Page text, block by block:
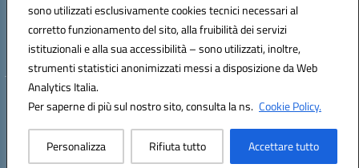
sono utilizzati esclusivamente cookies tecnici necessari al
corretto funzionamento del sito, alla fruibilità dei servizi
istituzionali e alla sua accessibilità – sono utilizzati, inoltre,
strumenti statistici anonimizzati messi a disposizione da Web
Analytics Italia.
Per saperne di più sul nostro sito, consulta la ns. Cookie Policy.
Personalizza Rifiuta tutto Accettare tutto
Mail: FGPM03000E@istruzione.it - PEC:
FGPM03000E@pec.istruzione.it
Codice fiscale: 80002240713
Hosting & Powered by 3D Solution S.r.l.
Concept & Design by Designers Italia